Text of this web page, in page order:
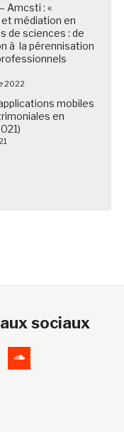
Amcsti : «
médiation en
de sciences : de
à la pérennisation
2022
mobiles
en
sociaux